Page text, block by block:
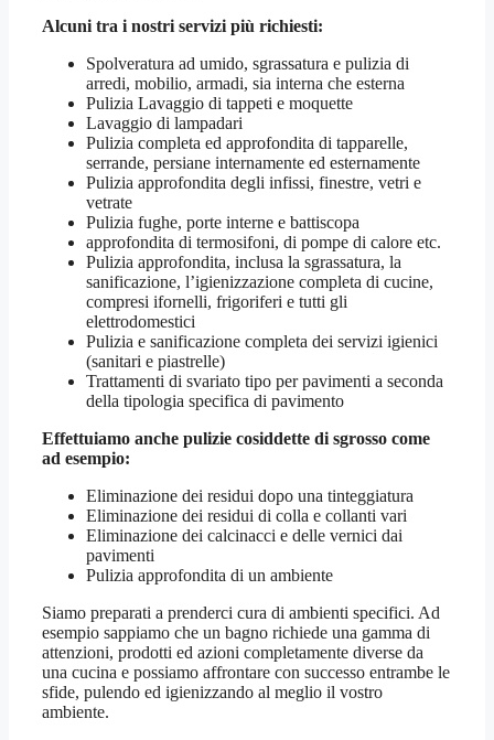
Alcuni tra i nostri servizi più richiesti:
Spolveratura ad umido, sgrassatura e pulizia di
arredi, mobilio, armadi, sia interna che esterna
Pulizia Lavaggio di tappeti e moquette
Lavaggio di lampadari
Pulizia completa ed approfondita di tapparelle,
serrande, persiane internamente ed esternamente
Pulizia approfondita degli infissi, finestre, vetri e
vetrate
Pulizia fughe, porte interne e battiscopa
approfondita di termosifoni, di pompe di calore etc.
Pulizia approfondita, inclusa la sgrassatura, la
sanificazione, l’igienizzazione completa di cucine,
compresi ifornelli, frigoriferi e tutti gli
elettrodomestici
Pulizia e sanificazione completa dei servizi igienici
(sanitari e piastrelle)
Trattamenti di svariato tipo per pavimenti a seconda
della tipologia specifica di pavimento
Effettuiamo anche pulizie cosiddette di sgrosso come
ad esempio:
Eliminazione dei residui dopo una tinteggiatura
Eliminazione dei residui di colla e collanti vari
Eliminazione dei calcinacci e delle vernici dai
pavimenti
Pulizia approfondita di un ambiente
Siamo preparati a prenderci cura di ambienti specifici. Ad
esempio sappiamo che un bagno richiede una gamma di
attenzioni, prodotti ed azioni completamente diverse da
una cucina e possiamo affrontare con successo entrambe le
sfide, pulendo ed igienizzando al meglio il vostro
ambiente.